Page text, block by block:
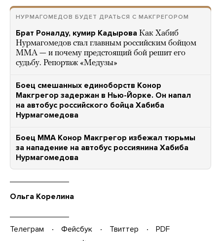
НУРМАГОМЕДОВ БУДЕТ ДРАТЬСЯ С МАКГРЕГОРОМ
Брат Роналду, кумир Кадырова Как Хабиб
Нурмагомедов стал главным российским бойцом
ММА — и почему предстоящий бой решит его
судьбу. Репортаж «Медузы»
Боец смешанных единоборств Конор
Макгрегор задержан в Нью-Йорке. Он напал
на автобус российского бойца Хабиба
Нурмагомедова
Боец MMA Конор Макгрегор избежал тюрьмы
за нападение на автобус россиянина Хабиба
Нурмагомедова
Ольга Корелина
Телеграм Фейсбук Твиттер
PDF